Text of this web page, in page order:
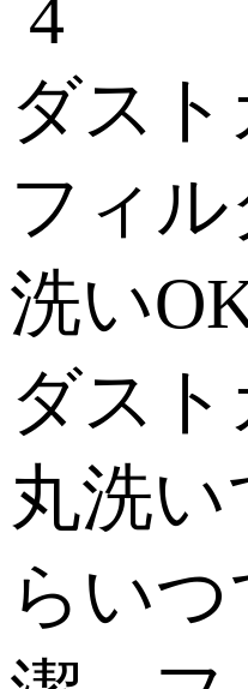
ダスト
フィ
洗い
ダス
丸洗
らい